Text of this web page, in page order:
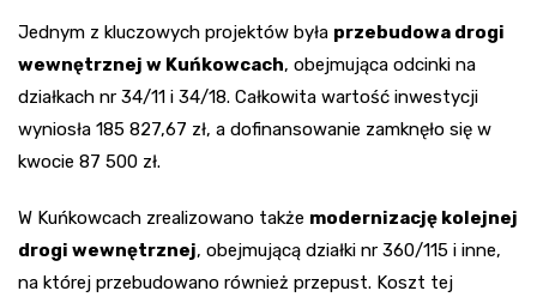
Jednym z kluczowych projektów była przebudowa drogi
wewnętrznej w Kuńkowcach, obejmująca odcinki na
działkach nr 34/11 i 34/18. Całkowita wartość inwestycji
wyniosła 185 827,67 zł, a dofinansowanie zamknęło się w
kwocie 87 500 zł.
W Kuńkowcach zrealizowano także modernizację kolejnej
drogi wewnętrznej, obejmującą działki nr 360/115 i inne,
na której przebudowano również przepust. Koszt tej